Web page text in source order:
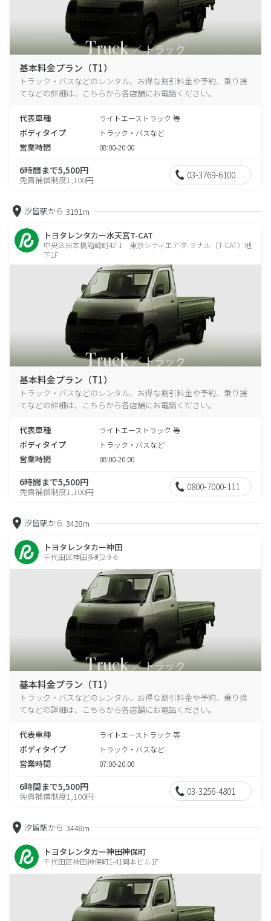
基本料金プラン（T1）
トラック・バスなどのレンタル、お得な割引料金や予約、乗り捨
てなどの詳細は、こちらから各店舗にお電話ください。
代表車種 ライトエーストラック 等
ボディタイプ トラック・バスなど
営業時間 08:00-20:00
6時間まで5,500円
免責補償制度1,100円 03-3769-6100
汐留駅から 3191m
トヨタレンタカー水天宮T-CAT
中央区日本橋箱崎町42-1 東京シティエアタ-ミナル（T-CAT）地
下1F
基本料金プラン（T1）
トラック・バスなどのレンタル、お得な割引料金や予約、乗り捨
てなどの詳細は、こちらから各店舗にお電話ください。
代表車種 ライトエーストラック 等
ボディタイプ トラック・バスなど
営業時間 08:00-20:00
6時間まで5,500円
免責補償制度1,100円 0800-7000-111
汐留駅から 3428m
トヨタレンタカー神田
千代田区神田多町2-9-6
基本料金プラン（T1）
トラック・バスなどのレンタル、お得な割引料金や予約、乗り捨
てなどの詳細は、こちらから各店舗にお電話ください。
代表車種 ライトエーストラック 等
ボディタイプ トラック・バスなど
営業時間 07:00-20:00
6時間まで5,500円
免責補償制度1,100円 03-3256-4801
汐留駅から 3448m
トヨタレンタカー神田神保町
千代田区神田神保町1-41岡本ビル1F